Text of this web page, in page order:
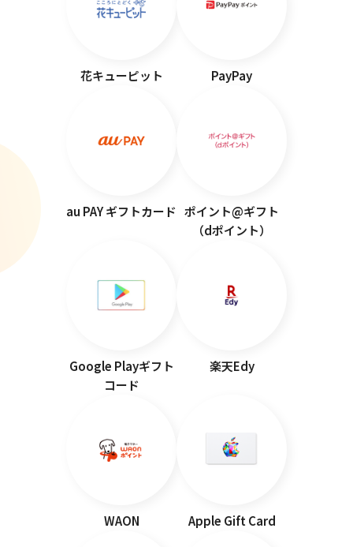
花キューピット PayPay
au PAY ギフトカード ポイント@ギフト
（dポイント）
Google Playギフト
コード
楽天Edy
WAON Apple Gift Card